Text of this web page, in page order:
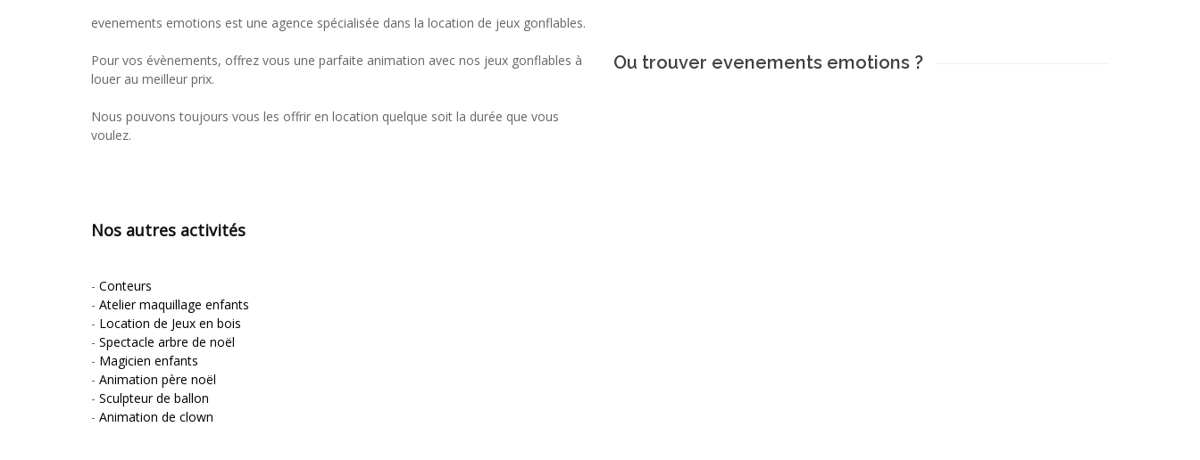
evenements emotions est une agence spécialisée dans la location de jeux gonflables.
Pour vos évènements, offrez vous une parfaite animation avec nos jeux gonflables à
louer au meilleur prix.
Nous pouvons toujours vous les offrir en location quelque soit la durée que vous
voulez.
Nos autres activités
- Conteurs
- Atelier maquillage enfants
- Location de Jeux en bois
- Spectacle arbre de noël
- Magicien enfants
- Animation père noël
- Sculpteur de ballon
- Animation de clown
Ou trouver evenements emotions ?